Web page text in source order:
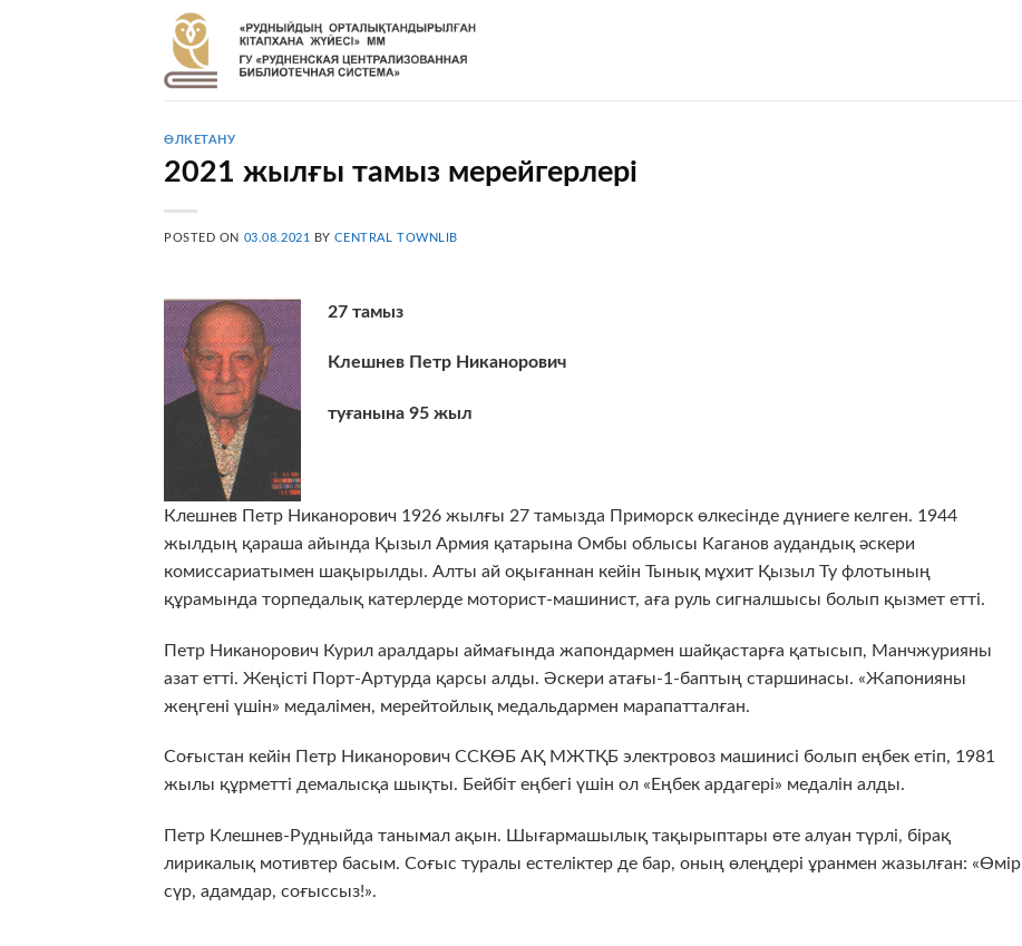
ӨЛКЕТАНУ
2021 жылғы тамыз мерейгерлері
POSTED ON 03.08.2021 BYCENTRAL TOWNLIB
27 тамыз
Клешнев Петр Никанорович
туғанына 95 жыл
Клешнев Петр Никанорович 1926 жылғы 27 тамызда Приморск өлкесінде дүниеге келген. 1944
жылдың қараша айында Қызыл Армия қатарына Омбы облысы Каганов аудандық әскери
комиссариатымен шақырылды. Алты ай оқығаннан кейін Тынық мұхит Қызыл Ту флотының
құрамында торпедалық катерлерде моторист-машинист, аға руль сигналшысы болып қызмет етті.
Петр Никанорович Курил аралдары аймағында жапондармен шайқастарға қатысып, Манчжурияны
азат етті. Жеңісті Порт-Артурда қарсы алды. Әскери атағы-1-баптың старшинасы. «Жапонияны
жеңгені үшін» медалімен, мерейтойлық медальдармен марапатталған.
Соғыстан кейін Петр Никанорович ССКӨБ АҚ МЖТҚБ электровоз машинисі болып еңбек етіп, 1981
жылы құрметті демалысқа шықты. Бейбіт еңбегі үшін ол «Еңбек ардагері» медалін алды.
Петр Клешнев-Рудныйда танымал ақын. Шығармашылық тақырыптары өте алуан түрлі, бірақ
лирикалық мотивтер басым. Соғыс туралы естеліктер де бар, оның өлеңдері ұранмен жазылған: «Өмір
сүр, адамдар, соғыссыз!».